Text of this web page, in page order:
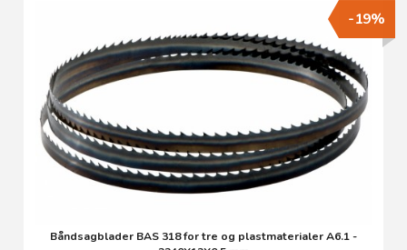
Båndsagblader BAS 318 for tre og plastmaterialer A6.1 -
-19%